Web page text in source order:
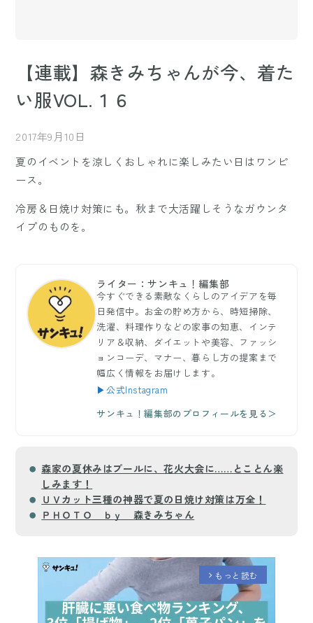
【連載】森きみちゃんが今、着た
い服VOL.１６
2017年9月10日
夏のイベントを涼しくおしゃれに楽しみたい日はワンピ
ース。
冷房＆日焼け対策にも。秋まで大活躍しそうなガウンタ
イプのものを。
ライター：サンキュ！編集部
今すぐできる素敵なくらしのアイデアを毎
日発信中。お金の貯め方から、時短掃除、
洗濯、料理作りなどの家事の知恵、インテ
リア＆収納、ダイエットや美容、ファッシ
ョンコーデ、マナー、暮らし方の提案まで
幅広く情報をお届けします。
▶公式Instagram
サンキュ！編集部のプロフィールを見る＞
森家の夏休みはプールに、花火大会に……とことん楽
しみます！
ＵＶカット三種の神器で夏の日焼け対策は万全！
ＰＨＯＴＯ ｂｙ 森きみちゃん
arrow_forward_ios もっと読む